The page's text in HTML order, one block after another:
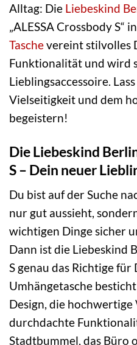
Alltag: Die Liebeskind
„ALESSA Crossbody S“
Taschevereint stilvolles
Funktionalität und wird
Lieblingsaccessoire.
Vielseitigkeit und dem
begeistern!
Die Liebeskind
S – Dein neuer
Du bist auf der Suche
nur gut aussieht,
wichtigen Dinge sicher
Dann ist die Liebeskind
S genau das Richtige für
Umhängetasche
Design, die
durchdachte
Stadtbummel, das Büro